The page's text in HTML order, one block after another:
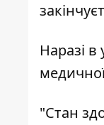
Наразі
"Стан